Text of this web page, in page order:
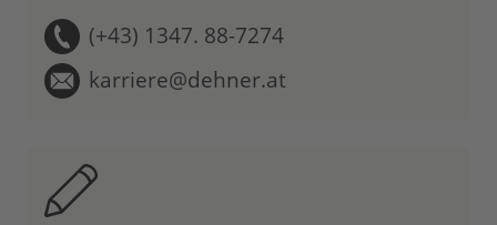
(+43) 1347. 88-7274
karriere@dehner.at